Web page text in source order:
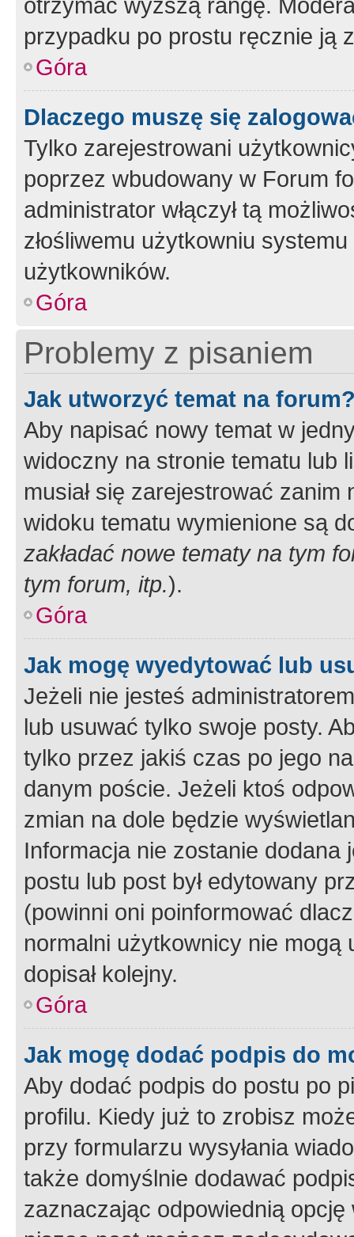
przypadku po prostu ręcznie ją
Góra
Dlaczego muszę się
Tylko zarejestrowani
poprzez wbudowany w Forum
administrator włączył tą
złośliwemu użytkowniu
użytkowników.
Góra
Problemy z pisaniem
Jak utworzyć temat na
Aby napisać nowy temat w
widoczny na stronie tematu lub
musiał się zarejestrować
widoku tematu wymienione są
zakładać nowe tematy na tym
tym forum, itp.).
Góra
Jak mogę wyedytować lub
Jeżeli nie jesteś
lub usuwać tylko swoje posty.
tylko przez jakiś czas po jego
danym poście. Jeżeli ktoś
zmian na dole będzie
Informacja nie zostanie dodana
postu lub post był edytowany
(powinni oni poinformować
normalni użytkownicy nie
dopisał kolejny.
Góra
Jak mogę dodać podpis do
Aby dodać podpis do postu po
profilu. Kiedy już to zrobisz
przy formularzu wysyłania
także domyślnie dodawać
zaznaczając odpowiednią